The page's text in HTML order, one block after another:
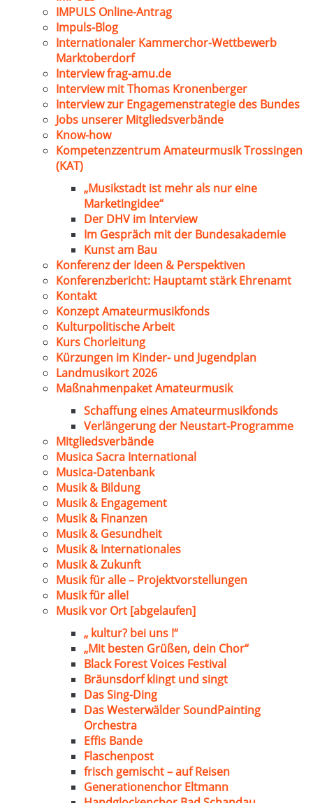
IMPULS Online-Antrag
Impuls-Blog
Internationaler Kammerchor-Wettbewerb
Marktoberdorf
Interview frag-amu.de
Interview mit Thomas Kronenberger
Interview zur Engagemenstrategie des Bundes
Jobs unserer Mitgliedsverbände
Know-how
Kompetenzzentrum Amateurmusik Trossingen
(KAT)
„Musikstadt ist mehr als nur eine
Marketingidee“
Der DHV im Interview
Im Gespräch mit der Bundesakademie
Kunst am Bau
Konferenz der Ideen & Perspektiven
Konferenzbericht: Hauptamt stärk Ehrenamt
Kontakt
Konzept Amateurmusikfonds
Kulturpolitische Arbeit
Kurs Chorleitung
Kürzungen im Kinder- und Jugendplan
Landmusikort 2026
Maßnahmenpaket Amateurmusik
Schaffung eines Amateurmusikfonds
Verlängerung der Neustart-Programme
Mitgliedsverbände
Musica Sacra International
Musica-Datenbank
Musik & Bildung
Musik & Engagement
Musik & Finanzen
Musik & Gesundheit
Musik & Internationales
Musik & Zukunft
Musik für alle – Projektvorstellungen
Musik für alle!
Musik vor Ort [abgelaufen]
„ kultur? bei uns !“
„Mit besten Grüßen, dein Chor“
Black Forest Voices Festival
Bräunsdorf klingt und singt
Das Sing-Ding
Das Westerwälder SoundPainting
Orchestra
Effis Bande
Flaschenpost
frisch gemischt – auf Reisen
Generationenchor Eltmann